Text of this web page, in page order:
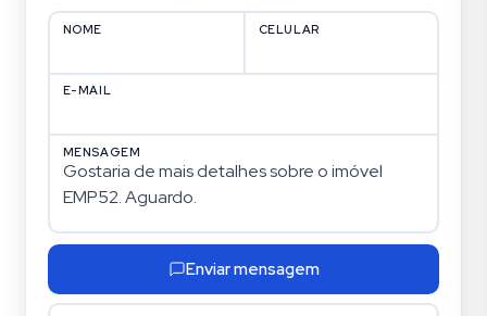
NOME CELULAR
E-MAIL
MENSAGEM
Enviar mensagem